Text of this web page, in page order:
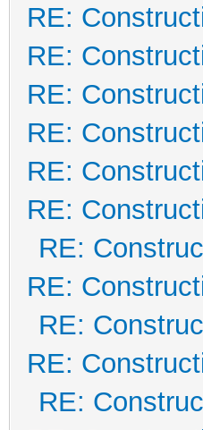
RE:
RE:
RE:
RE:
RE:
RE:
RE:
RE:
RE:
RE:
RE: